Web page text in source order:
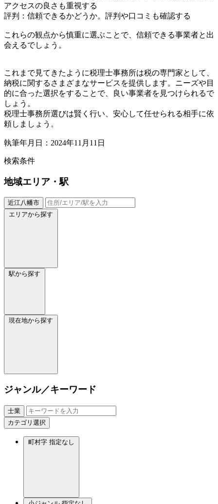
アクセスの良さも重視する
評判：信頼できるかどうか。評判や口コミも確認する
これらの観点から慎重に選ぶことで、信頼できる事業者と出
会えるでしょう。
これまで見てきたように税理士事務所は税の専門家として、
納税に関するさまざまなサービスを提供します。ニーズや目
的に合った選択をすることで、良い事業者を見つけられるで
しょう。
税理士事務所選びは賢く行い、安心して任せられる相手に依
頼しましょう。
執筆年月日：2024年11月11日
検索条件
地域エリア・駅
近江八幡市
エリアから探す
駅から探す
現在地から探す
ジャンル／キーワード
士業
カテゴリ選択
町村字 指定なし